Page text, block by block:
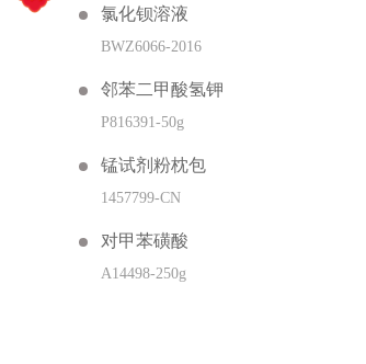
氯化钡溶液
BWZ6066-2016
邻苯二甲酸氢钾
P816391-50g
锰试剂粉枕包
1457799-CN
对甲苯磺酸
A14498-250g